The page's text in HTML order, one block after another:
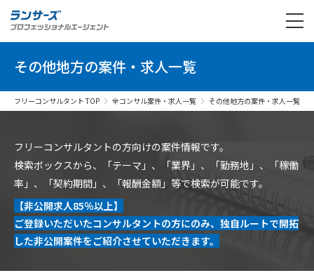
その他地方の案件・求人一覧
フリーコンサルタント TOP 全コンサル案件・求人一覧 その他地方の案件・求人一覧
フリーコンサルタントの方向けの案件情報です。
検索ボックスから、「テーマ」、「業界」、「勤務地」、「稼働
率」、「契約期間」、「報酬金額」等で検索が可能です。
【非公開求人85％以上】
ご登録いただいたコンサルタントの方にのみ、独自ルートで開拓
した非公開案件をご紹介させていただきます。